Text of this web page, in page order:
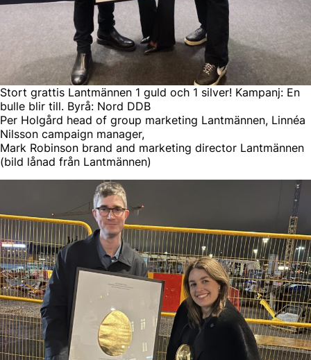
Stort grattis Lantmännen 1 guld och 1 silver! Kampanj: En
bulle blir till. Byrå: Nord DDB
Per Holgård head of group marketing Lantmännen, Linnéa
Nilsson campaign manager,
Mark Robinson brand and marketing director Lantmännen
(bild lånad från Lantmännen)